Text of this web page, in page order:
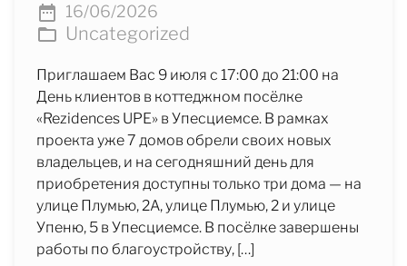
16/06/2026
Uncategorized
Приглашаем Вас 9 июля с 17:00 до 21:00 на
День клиентов в коттеджном посёлке
«Rezidences UPE» в Упесциемсе. В рамках
проекта уже 7 домов обрели своих новых
владельцев, и на сегодняшний день для
приобретения доступны только три дома — на
улице Плумью, 2A, улице Плумью, 2 и улице
Упеню, 5 в Упесциемсе. В посёлке завершены
работы по благоустройству, […]